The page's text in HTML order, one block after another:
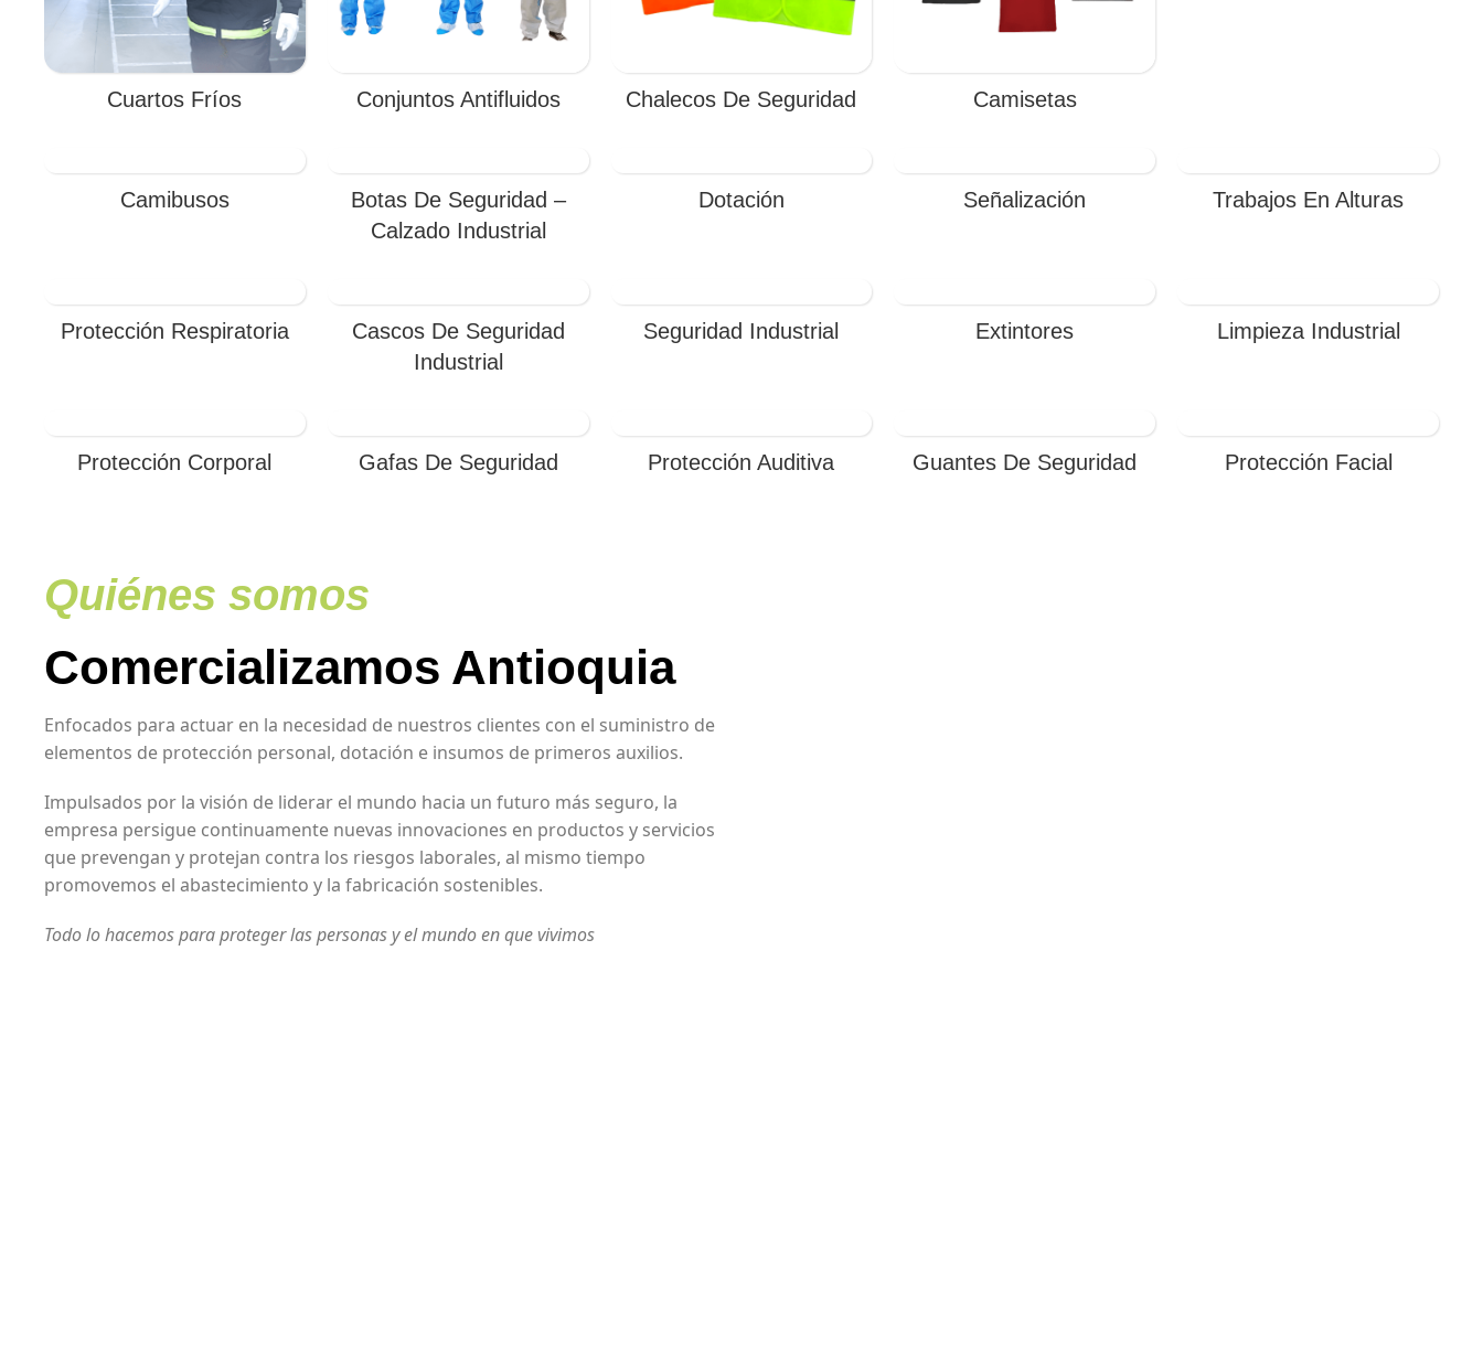
Cuartos Fríos Conjuntos Antifluidos Chalecos De Seguridad Camisetas
Camibusos
Botas De Seguridad –
Calzado Industrial
Dotación Señalización Trabajos En Alturas
Protección Respiratoria
Cascos De Seguridad
Industrial
Seguridad Industrial Extintores Limpieza Industrial
Protección Corporal Gafas De Seguridad Protección Auditiva Guantes De Seguridad Protección Facial
Quiénes somos
Comercializamos Antioquia
Enfocados para actuar en la necesidad de nuestros clientes con el suministro de
elementos de protección personal, dotación e insumos de primeros auxilios.
Impulsados por la visión de liderar el mundo hacia un futuro más seguro, la
empresa persigue continuamente nuevas innovaciones en productos y servicios
que prevengan y protejan contra los riesgos laborales, al mismo tiempo
promovemos el abastecimiento y la fabricación sostenibles.
Todo lo hacemos para proteger las personas y el mundo en que vivimos